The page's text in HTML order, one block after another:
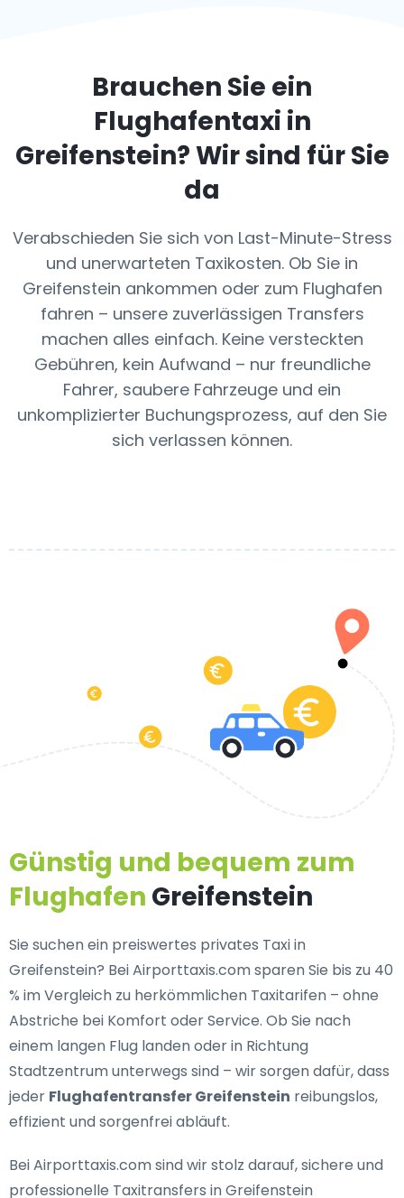
Brauchen Sie ein
Flughafentaxi in
Greifenstein? Wir sind für Sie
da
Verabschieden Sie sich von Last-Minute-Stress
und unerwarteten Taxikosten. Ob Sie in
Greifenstein ankommen oder zum Flughafen
fahren – unsere zuverlässigen Transfers
machen alles einfach. Keine versteckten
Gebühren, kein Aufwand – nur freundliche
Fahrer, saubere Fahrzeuge und ein
unkomplizierter Buchungsprozess, auf den Sie
sich verlassen können.
Günstig und bequem zum
Flughafen Greifenstein
Sie suchen ein preiswertes privates Taxi in
Greifenstein? Bei Airporttaxis.com sparen Sie bis zu 40
% im Vergleich zu herkömmlichen Taxitarifen – ohne
Abstriche bei Komfort oder Service. Ob Sie nach
einem langen Flug landen oder in Richtung
Stadtzentrum unterwegs sind – wir sorgen dafür, dass
jeder Flughafentransfer Greifenstein reibungslos,
effizient und sorgenfrei abläuft.
Bei Airporttaxis.com sind wir stolz darauf,sichere und
professionelle Taxitransfers in Greifenstein